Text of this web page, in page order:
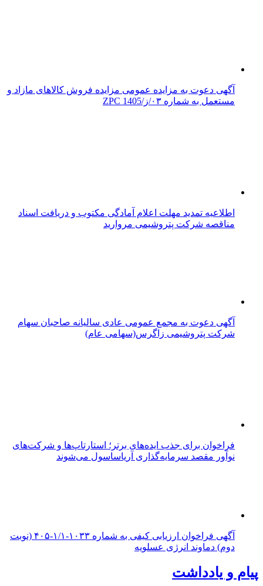
آگهی دعوت به مزایده عمومی مزایده فروش کالاهای مازاد و
مستعمل به شماره ۰۳/ز/ZPC 1405
اطلاعیه تمدید مهلت اعلام آمادگی مکتوب و دریافت اسناد
مناقصه شرکت پتروشیمی مروارید
آگهی دعوت به مجمع عمومی عادی سالیانه صاحبان سهام
شرکت پتروشیمی زاگرس(سهامی عام)
فراخوان برای جذب ایده‌های برتر؛ استارتاپ‌ها و شرکت‌های
نوآور مقصد سرما‌یه‌گذاری آریاساسول می‌شوند
آگهی فراخوان ارزیابی کیفی به شماره ۱۰۳۳-۱/۱-۴۰۵ (نوبت
دوم) دماوند انرژی عسلویه
پیام و یادداشت